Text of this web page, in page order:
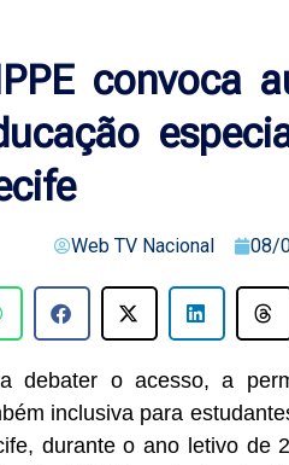
convoca
Web TV Nacional 08/
debater o acesso, a
inclusiva para
durante o ano letivo de